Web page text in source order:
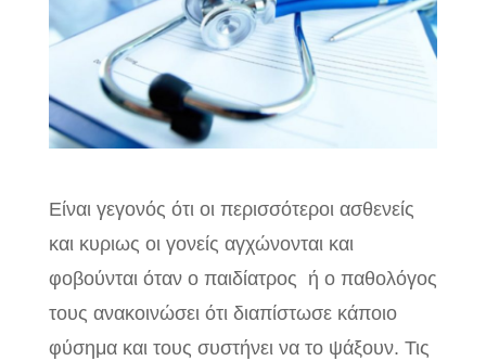
Είναι γεγονός ότι οι περισσότεροι ασθενείς
και κυριως οι γονείς αγχώνονται και
φοβούνται όταν ο παιδίατρος ή ο παθολόγος
τους ανακοινώσει ότι διαπίστωσε κάποιο
φύσημα και τους συστήνει να το ψάξουν. Τις